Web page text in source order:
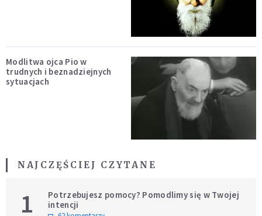
Modlitwa ojca Pio w
trudnych i beznadziejnych
sytuacjach
NAJCZĘŚCIEJ CZYTANE
1
Potrzebujesz pomocy? Pomodlimy się w Twojej
intencji